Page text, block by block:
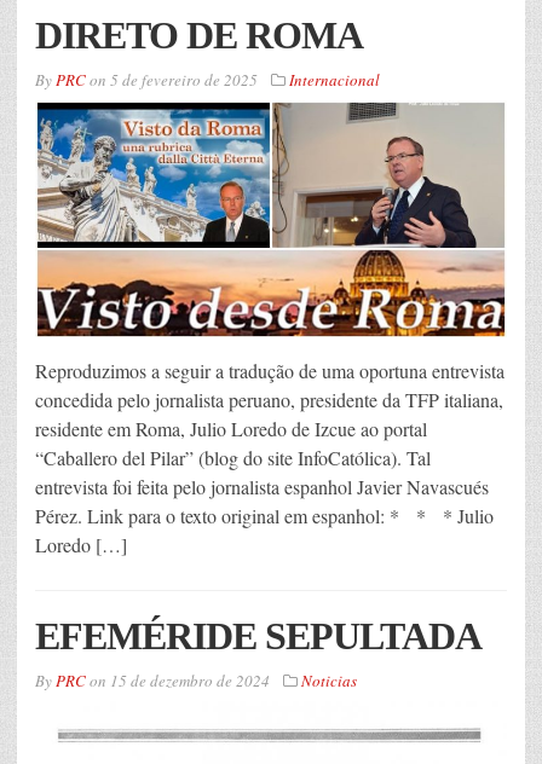
DIRETO DE ROMA
ByPRCon 5 de fevereiro de 2025 Internacional
Reproduzimos a seguir a tradução de uma oportuna entrevista
concedida pelo jornalista peruano, presidente da TFP italiana,
residente em Roma, Julio Loredo de Izcue ao portal
“Caballero del Pilar” (blog do site InfoCatólica). Tal
entrevista foi feita pelo jornalista espanhol Javier Navascués
Pérez. Link para o texto original em espanhol: * * * Julio
Loredo […]
EFEMÉRIDE SEPULTADA
ByPRCon 15 de dezembro de 2024 Noticias